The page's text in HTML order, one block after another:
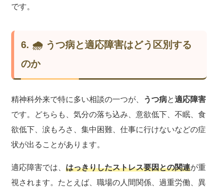
です。
6. 🌧 うつ病と適応障害はどう区別する
のか
精神科外来で特に多い相談の一つが、 うつ病と適応障害
です。どちらも、気分の落ち込み、意欲低下、不眠、食
欲低下、涙もろさ、集中困難、仕事に行けないなどの症
状が出ることがあります。
適応障害では、はっきりしたストレス要因との関連が重
視されます。たとえば、職場の人間関係、過重労働、異